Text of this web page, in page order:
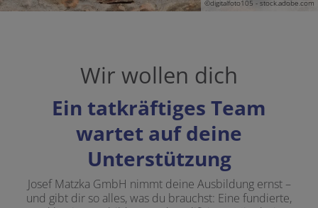
©digitalfoto105 - stock.adobe.com
Wir wollen dich
Ein tatkräftiges Team
wartet auf deine
Unterstützung
Josef Matzka GmbH nimmt deine Ausbildung ernst –
und gibt dir so alles, was du brauchst: Eine fundierte,